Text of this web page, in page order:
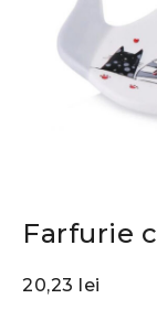
Farfurie
20,23 lei